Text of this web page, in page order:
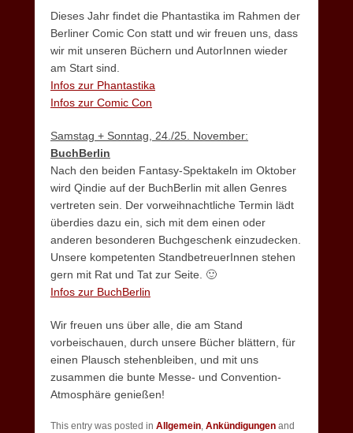
Dieses Jahr findet die Phantastika im Rahmen der
Berliner Comic Con statt und wir freuen uns, dass
wir mit unseren Büchern und AutorInnen wieder
am Start sind.
Infos zur Phantastika
Infos zur Comic Con
Samstag + Sonntag, 24./25. November:
BuchBerlin
Nach den beiden Fantasy-Spektakeln im Oktober
wird Qindie auf der BuchBerlin mit allen Genres
vertreten sein. Der vorweihnachtliche Termin lädt
überdies dazu ein, sich mit dem einen oder
anderen besonderen Buchgeschenk einzudecken.
Unsere kompetenten StandbetreuerInnen stehen
gern mit Rat und Tat zur Seite. 🙂
Infos zur BuchBerlin
Wir freuen uns über alle, die am Stand
vorbeischauen, durch unsere Bücher blättern, für
einen Plausch stehenbleiben, und mit uns
zusammen die bunte Messe- und Convention-
Atmosphäre genießen!
This entry was posted in Allgemein Ankündigungen and